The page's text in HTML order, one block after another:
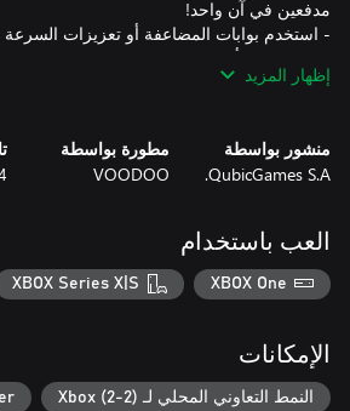
- استخدم بوابات المضاعفة أو تعزيزات
والمضاعفات، والبوابات المتحركة، وغيرها
إذا كنت بحاجة إلى مساعدة، يمكنك دعوة
اكسب المعارك لفتح حزم تعزيز بتدرجات ندرة
إظهار المزيد
منشور بواسطة
QubicGames S.A.
مطورة بواسطة
VOODOO
العب باستخدام
XBOX One
XBOX Series X|S
الإمكانات
النمط التعاوني المحلي لـ Xbox (2-2)